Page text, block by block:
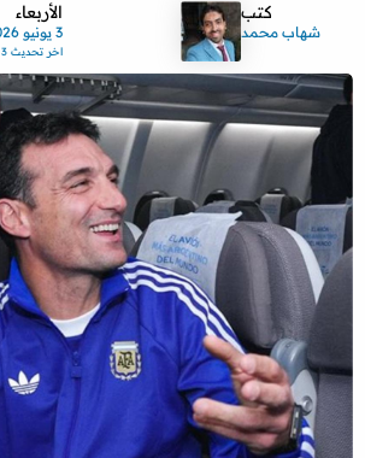
كتب
شهاب محمد
الأربعاء
3 يونيو 2026 ,9:17 م
اخر تحديث3 يونيو 2026 ,9:25 م